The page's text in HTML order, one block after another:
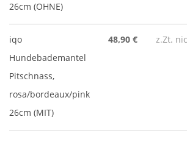
26cm (OHNE)
iqo
Hundebademantel
Pitschnass,
rosa/bordeaux/pink
26cm (MIT)
48,90 € z.Zt.